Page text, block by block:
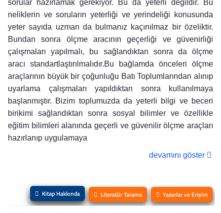
sorular hazırlamak gerekiyor. Bu da yeterli değildir. Bu
neliklerin ve soruların yeterliği ve yerindeliği konusunda
yeter sayıda uzman da bulmanız kaçınılmaz bir özeliktir.
Bundan sonra ölçme aracının geçerliği ve güvenirliği
çalışmaları yapılmalı, bu sağlandıktan sonra da ölçme
aracı standartlaştırılmalıdır.Bu bağlamda önceleri ölçme
araçlarının büyük bir çoğunluğu Batı Toplumlarından alınıp
uyarlama çalışmaları yapıldıktan sonra kullanılmaya
başlanmıştır. Bizim toplumuzda da yeterli bilgi ve beceri
birikimi sağlandıktan sonra sosyal bilimler ve özellikle
eğitim bilimleri alanında geçerli ve güvenilir ölçme araçları
hazırlanıp uygulamaya
devamını göster
Kitap Hakkında Literatür Tarama Yazarlar ve Erişim